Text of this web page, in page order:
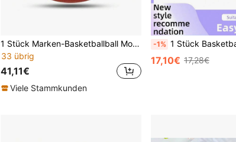
1 Stück Marken-Basketballball Molten B7D3100-E5Z, offizieller Größe 7 Trainingsball, langanhaltend Anti-Rutsch Design mit hohem Sprungverhalten, geeignet für Innen-/Außenspiele, perfektes Geschenk für Frauen, Männer, Jugendliche, Erwachsene, Teamsportwettbewerbe und Schulsportspiele (inklusive Luftpumpe, Nadel und Ballnetz)
33 übrig
41,11€
Viele Stammkunden
-1% 1 Stück Basketball in Größe 7/6/5 aus PU, für Erwachsene im Wettkampf, 12-Panel handgefertigt und laminiert, rot-weiß mehrfarbig, für
17,10€ 17,28€